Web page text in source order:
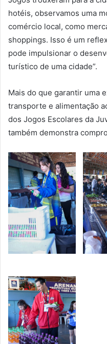
hotéis, observamos uma
comércio local, como
shoppings. Isso é um
pode impulsionar o
turístico de uma cidade”.
Mais do que garantir uma
transporte e alimentação
dos Jogos Escolares da
também demonstra